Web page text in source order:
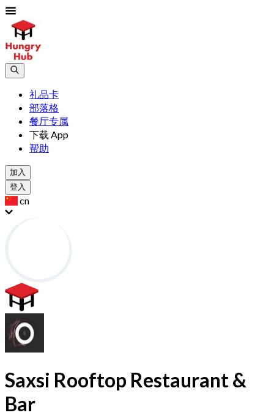
礼品卡
部落格
餐厅专属
下载 App
帮助
加入
登入
cn
Saxsi Rooftop Restaurant &
Bar